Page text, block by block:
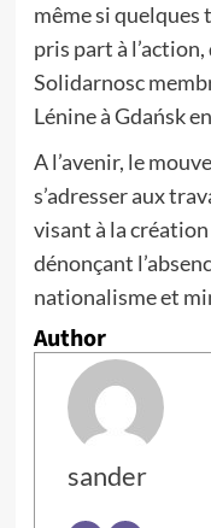
même si
pris part à
Solidarnosc
Lénine à Gdańsk
A l’avenir, le
s’adresser aux
visant à la
dénonçant
nationalisme et
Author
sander